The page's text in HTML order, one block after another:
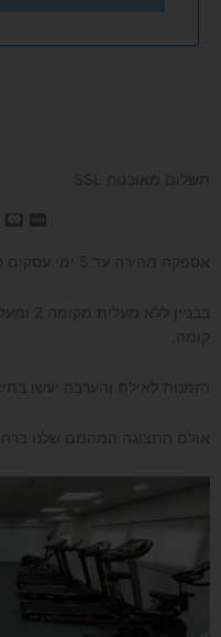
תשלום מאובטח SSL
אספקה מהירה עד 5 ימי עסקים כולל הובלה והרכבה באותו הזמן.
קומה.
הזמנות לאילת והערבה יעשו
אולם התצוגה המהמם שלנו ברחוב